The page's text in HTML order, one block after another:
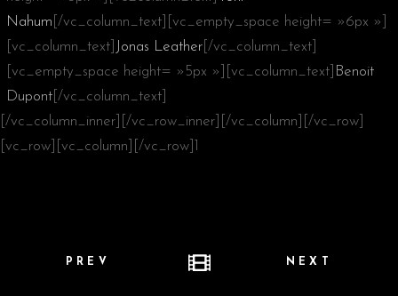
Nahum [/vc_column_text][vc_empty_space height= »6px »]
[vc_column_text]
Jonas Leather [/vc_column_text]
[vc_empty_space height= »5px »][vc_column_text] Benoit
Dupont [/vc_column_text]
[/vc_column_inner][/vc_row_inner][/vc_column][/vc_row]
[vc_row][vc_column][/vc_row]1
PREV NEXT